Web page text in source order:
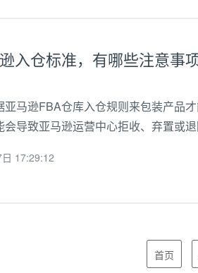
入仓标准，有哪些注意事
亚马逊FBA仓库入仓规则来包装产品
会导致亚马逊运营中心拒收、弃置或
之和不超过200CM。1、...
17:29:12
首页